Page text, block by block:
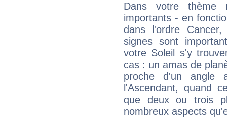
Dans votre thème
importants - en
dans l'ordre
signes sont
votre Soleil s'y
cas : un amas de
proche d'un
l'Ascendant, quand
que deux ou trois
nombreux aspects